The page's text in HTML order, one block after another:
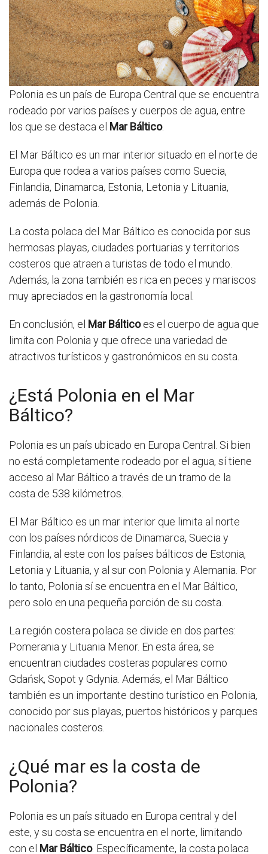
Polonia es un país de Europa Central que se encuentra
rodeado por varios países y cuerpos de agua, entre
los que se destaca el Mar Báltico.
El Mar Báltico es un mar interior situado en el norte de
Europa que rodea a varios países como Suecia,
Finlandia, Dinamarca, Estonia, Letonia y Lituania,
además de Polonia.
La costa polaca del Mar Báltico es conocida por sus
hermosas playas, ciudades portuarias y territorios
costeros que atraen a turistas de todo el mundo.
Además, la zona también es rica en peces y mariscos
muy apreciados en la gastronomía local.
En conclusión, el Mar Bálticoes el cuerpo de agua que
limita con Polonia y que ofrece una variedad de
atractivos turísticos y gastronómicos en su costa.
¿Está Polonia en el Mar
Báltico?
Polonia es un país ubicado en Europa Central. Si bien
no está completamente rodeado por el agua, sí tiene
acceso al Mar Báltico a través de un tramo de la
costa de 538 kilómetros.
El Mar Báltico es un mar interior que limita al norte
con los países nórdicos de Dinamarca, Suecia y
Finlandia, al este con los países bálticos de Estonia,
Letonia y Lituania, y al sur con Polonia y Alemania. Por
lo tanto, Polonia sí se encuentra en el Mar Báltico,
pero solo en una pequeña porción de su costa.
La región costera polaca se divide en dos partes:
Pomerania y Lituania Menor. En esta área, se
encuentran ciudades costeras populares como
Gdańsk, Sopot y Gdynia. Además, el Mar Báltico
también es un importante destino turístico en Polonia,
conocido por sus playas, puertos históricos y parques
nacionales costeros.
¿Qué mar es la costa de
Polonia?
Polonia es un país situado en Europa central y del
este, y su costa se encuentra en el norte, limitando
con el Mar Báltico. Específicamente, la costa polaca